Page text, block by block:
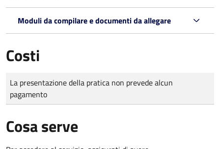
Moduli da compilare e documenti da allegare
Costi
Tipo di pagamento
Importo
La presentazione della pratica non prevede alcun
pagamento
Cosa serve